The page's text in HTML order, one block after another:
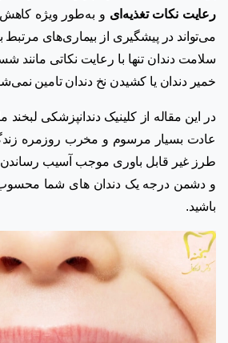
رعایت نکات تغذیه‌ای و به‌طور ویژه
می‌تواند در پیشگیری از بیماری‌های مرتبط
سلامت دندان تنها با رعایت نکاتی مانند
خمیر دندان یا کشیدن نخ دندان تامین
در این مقاله از کلینیک دندانپزشکی
عادت بسیار مرسوم و مخرب روزمره
طرز غیر قابل باوری موجب آسیب رساندن
و دشمن درجه یک دندان های شما محسوب
باشید.